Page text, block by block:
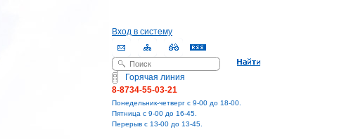
Вход в систему
Форма поиска
Поиск
Горячая линия
8-8734-55-03-21
Понедельник-четверг с 9-00 до 18-00.
Пятница с 9-00 до 16-45.
Перерыв с 13-00 до 13-45.